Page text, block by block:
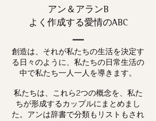
アン＆アランB
よく作成する愛情のABC
創造は、それが私たちの生活を決定す
る日々のように、私たちの日常生活の
中で私たち一人一人を導きます。
私たちは、これら2つの概念を、私た
ちが形成するカップルにまとめまし
た。アンは辞書で分類もリストもされ